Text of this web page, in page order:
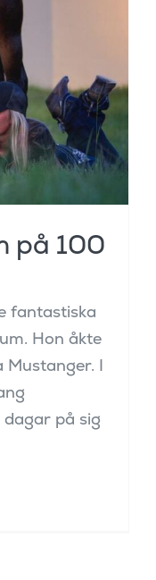
på
på 100
fantastiska
Hon åkte
I
på sig